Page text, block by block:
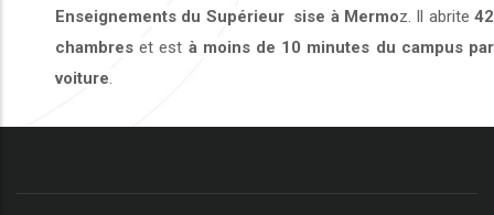
Enseignements du Supérieur sise à Mermoz. Il abrite 42
chambres et est à moins de 10 minutes du campus par
voiture.